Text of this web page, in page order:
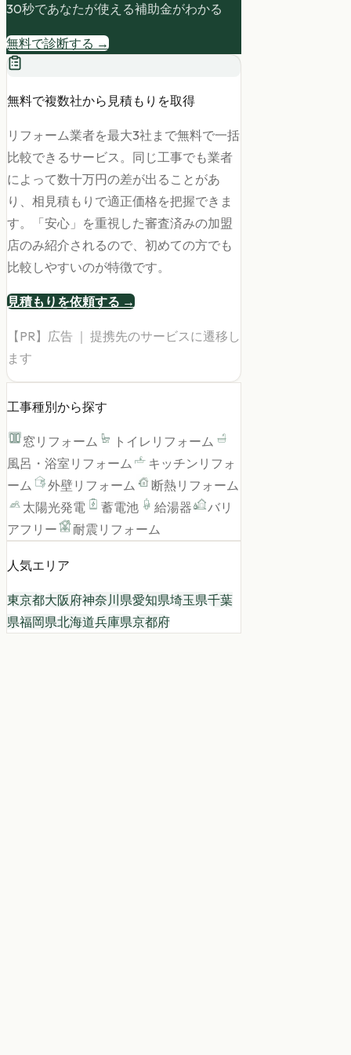
30秒であなたが使える補助金がわかる
無料で診断する →
無料で複数社から見積もりを取得
リフォーム業者を最大3社まで無料で一括
比較できるサービス。同じ工事でも業者
によって数十万円の差が出ることがあ
り、相見積もりで適正価格を把握できま
す。「安心」を重視した審査済みの加盟
店のみ紹介されるので、初めての方でも
比較しやすいのが特徴です。
見積もりを依頼する →
【PR】広告 ｜ 提携先のサービスに遷移し
ます
工事種別から探す
窓リフォーム
トイレリフォーム
風呂・浴室リフォーム
キッチンリフォ
ーム
外壁リフォーム
断熱リフォーム
太陽光発電
蓄電池 給湯器
バリ
アフリー
耐震リフォーム
人気エリア
東京都大阪府神奈川県愛知県埼玉県千葉
県福岡県北海道兵庫県京都府